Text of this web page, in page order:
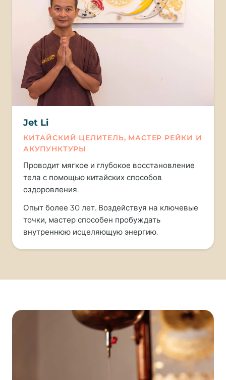
Jet Li
КИТАЙСКИЙ ЦЕЛИТЕЛЬ, МАСТЕР РЕЙКИ И
АКУПУНКТУРЫ
Проводит мягкое и глубокое восстановление
тела с помощью китайских способов
оздоровления.
Опыт более 30 лет. Воздействуя на ключевые
точки, мастер способен пробуждать
внутреннюю исцеляющую энергию.